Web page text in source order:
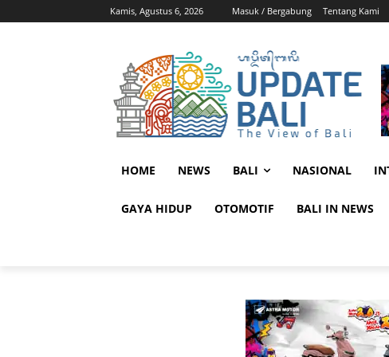
Kamis, Agustus 6, 2026 Masuk / Bergabung Tentang Kami
HOME NEWS BALI NASIONAL
GAYA HIDUP OTOMOTIF BALI IN NEWS